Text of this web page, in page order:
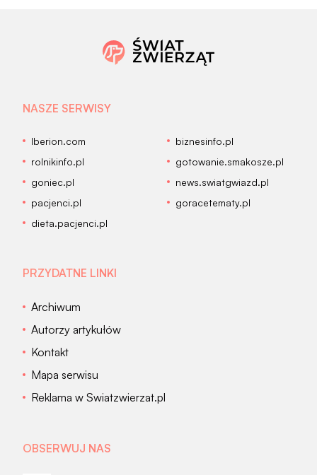
NASZE SERWISY
Iberion.com
biznesinfo.pl
rolnikinfo.pl
gotowanie.smakosze.pl
goniec.pl
news.swiatgwiazd.pl
pacjenci.pl
goracetematy.pl
dieta.pacjenci.pl
PRZYDATNE LINKI
Archiwum
Autorzy artykułów
Kontakt
Mapa serwisu
Reklama w Swiatzwierzat.pl
OBSERWUJ NAS